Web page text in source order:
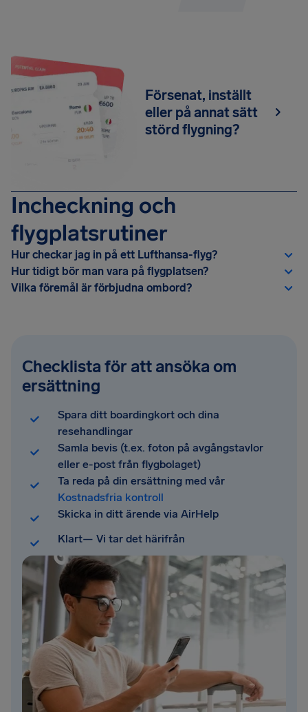
Försenat, inställt
eller på annat sätt
störd flygning?
Incheckning och
flygplatsrutiner
Hur checkar jag in på ett Lufthansa-flyg?
Hur tidigt bör man vara på flygplatsen?
Vilka föremål är förbjudna ombord?
Checklista för att ansöka om
ersättning
Spara ditt boardingkort och dina
resehandlingar
Samla bevis (t.ex. foton på avgångstavlor
eller e-post från flygbolaget)
Ta reda på din ersättning med vår
Kostnadsfria kontroll
Skicka in ditt ärende via AirHelp
Klart— Vi tar det härifrån